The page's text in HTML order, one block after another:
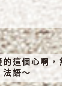
的這個心啊
語～